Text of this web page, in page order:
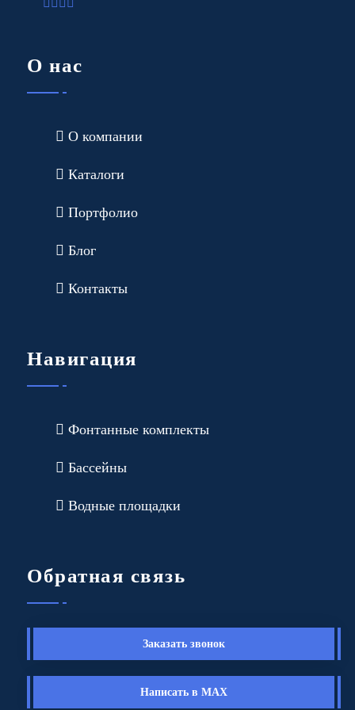
О нас
О компании
Каталоги
Портфолио
Блог
Контакты
Навигация
Фонтанные комплекты
Бассейны
Водные площадки
Обратная связь
Заказать звонок
Написать в MAX